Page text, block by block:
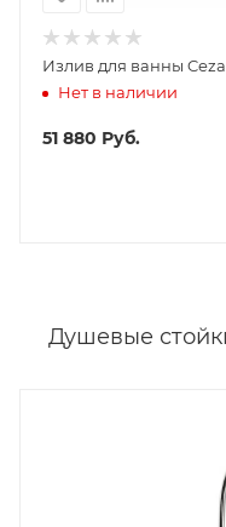
Излив для ванны
Нет в наличии
51 880 Руб.
Душевые